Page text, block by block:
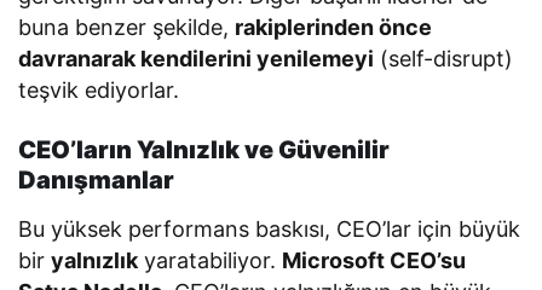
buna benzer şekilde, rakiplerinden önce
davranarak kendilerini yenilemeyi (self-disrupt)
teşvik ediyorlar.
CEO’ların Yalnızlık ve Güvenilir
Danışmanlar
Bu yüksek performans baskısı, CEO’lar için büyük
biryalnızlık yaratabiliyor. Microsoft CEO’su